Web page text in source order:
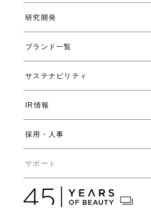
クレド
トップメッセージ
会社概要
数字で見るヤーマン
受賞一覧
直営店・百貨店
研究開発
ヤーマンの研究開発とは
ヤーマンの技術
開発ストーリー
ブランド一覧
サステナビリティ
環境
社会
IR情報
経営方針
コーポレートガバナンス
ディスクロージャーポリシー
IRライブラリ一覧
株式情報
株式概要
採用・人事
人事からのメッセージ
数字で見るヤーマン
サポート
カタログ・取扱説明書